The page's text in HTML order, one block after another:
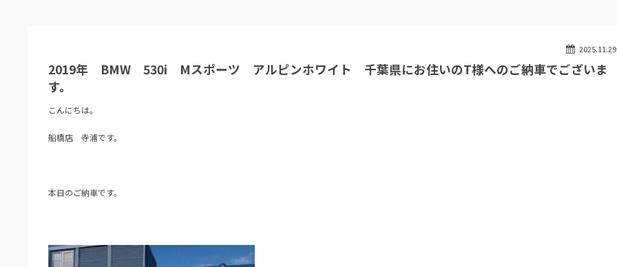
会社概要
Company
2025.11.29
2019年 BMW 530i Mスポーツ アルピンホワイト 千葉県にお住いのT様へのご納車でございま
す。
こんにちは。
船橋店 寺浦です。
本日のご納車です。